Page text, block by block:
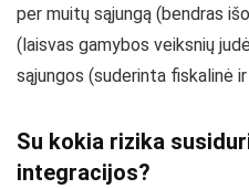
per muitų sąjungą (bendras
(laisvas gamybos veiksnių
sąjungos (suderinta fiskalinė
Su kokia rizika
integracijos?